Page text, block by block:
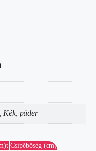
Kék, púder
Csípőbőség (cm)